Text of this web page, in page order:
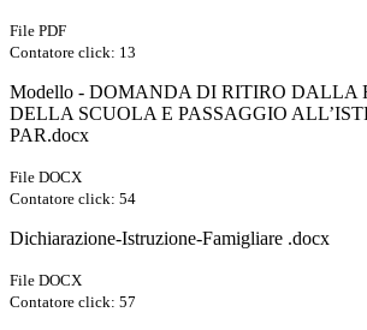
File PDF
Contatore click: 13
Modello - DOMANDA DI RITIRO DALLA
DELLA SCUOLA E PASSAGGIO
PAR.docx
File DOCX
Contatore click: 54
Dichiarazione-Istruzione-Famigliare .docx
File DOCX
Contatore click: 57